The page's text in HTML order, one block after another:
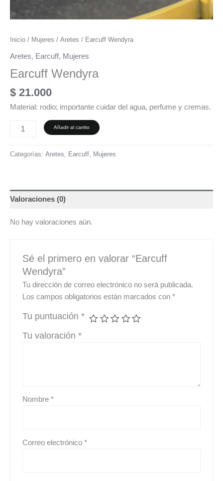
Inicio / Mujeres / Aretes / Earcuff Wendyra
Aretes, Earcuff, Mujeres
Earcuff Wendyra
$ 21.000
Material: rodio; importante cuidar del agua, perfume y cremas.
Añadir al carrito
Categorías: Aretes, Earcuff, Mujeres
Valoraciones (0)
No hay valoraciones aún.
Sé el primero en valorar “Earcuff
Wendyra”
Tu dirección de correo electrónico no será publicada.
Los campos obligatorios están marcados con*
Tu puntuación*
Tu valoración*
Nombre*
Correo electrónico*